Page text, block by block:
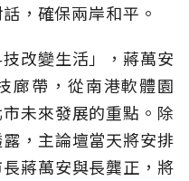
，確保兩岸和平。
改變生活」，蔣萬安
廊帶，從南港軟體園
未來發展的重點。除
，主論壇當天將安排
蔣萬安與長龔正，將